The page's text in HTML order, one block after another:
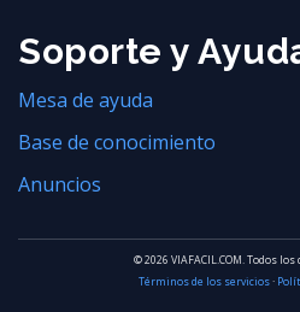
Soporte y
Mesa de ayuda
Base de conocimiento
Anuncios
© 2026 VIAFACIL.COM. Todos
Términos de los servicios·